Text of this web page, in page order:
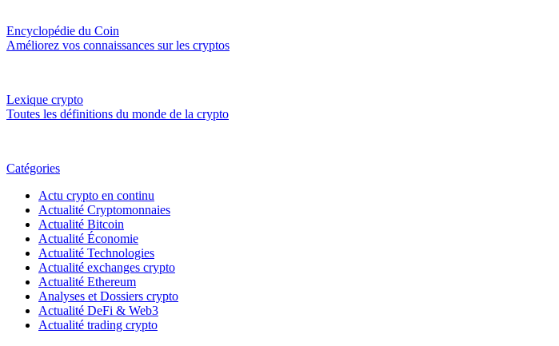
Encyclopédie du Coin
Améliorez vos connaissances sur les cryptos
Lexique crypto
Toutes les définitions du monde de la crypto
Catégories
Actu crypto en continu
Actualité Cryptomonnaies
Actualité Bitcoin
Actualité Économie
Actualité Technologies
Actualité exchanges crypto
Actualité Ethereum
Analyses et Dossiers crypto
Actualité DeFi & Web3
Actualité trading crypto